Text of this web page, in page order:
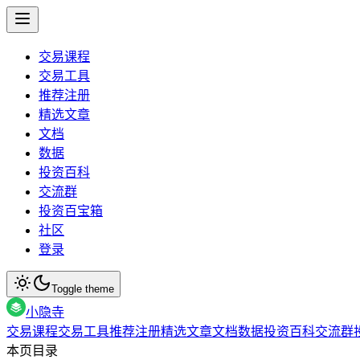
交易课程
交易工具
推荐注册
精选文章
文档
数据
投资百科
交流群
投资百宝箱
社区
登录
Toggle theme
小隐寺
交易课程交易工具推荐注册精选文章文档数据投资百科交流群
本页目录